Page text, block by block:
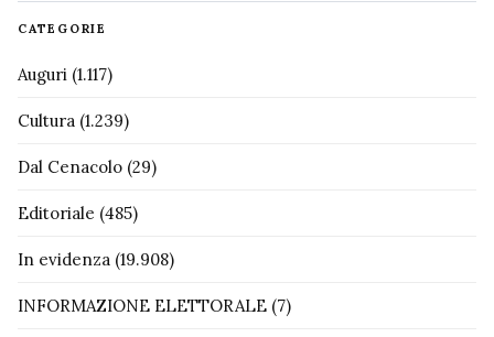
CATEGORIE
Auguri (1.117)
Cultura (1.239)
Dal Cenacolo (29)
Editoriale (485)
In evidenza (19.908)
INFORMAZIONE ELETTORALE (7)